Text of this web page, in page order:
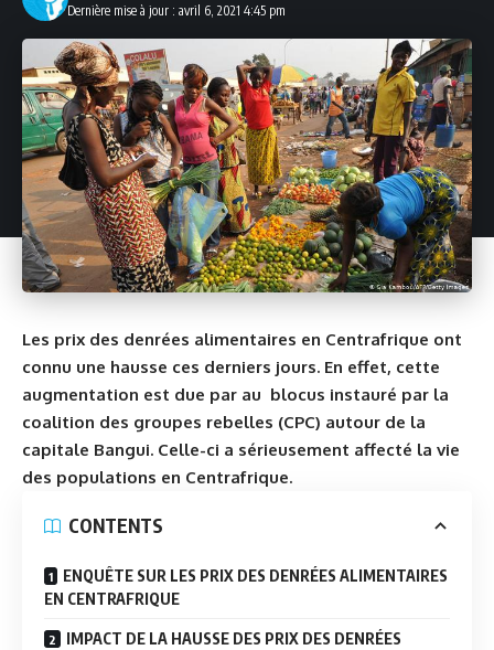
Dernière mise à jour : avril 6, 2021 4:45 pm
Les prix des denrées alimentaires en Centrafrique ont
connu une hausse ces derniers jours. En effet, cette
augmentation est due par au blocus instauré par la
coalition des groupes rebelles (CPC) autour de la
capitale Bangui. Celle-ci a sérieusement affecté la vie
des populations en Centrafrique.
CONTENTS
ENQUÊTE SUR LES PRIX DES DENRÉES ALIMENTAIRES
EN CENTRAFRIQUE
IMPACT DE LA HAUSSE DES PRIX DES DENRÉES